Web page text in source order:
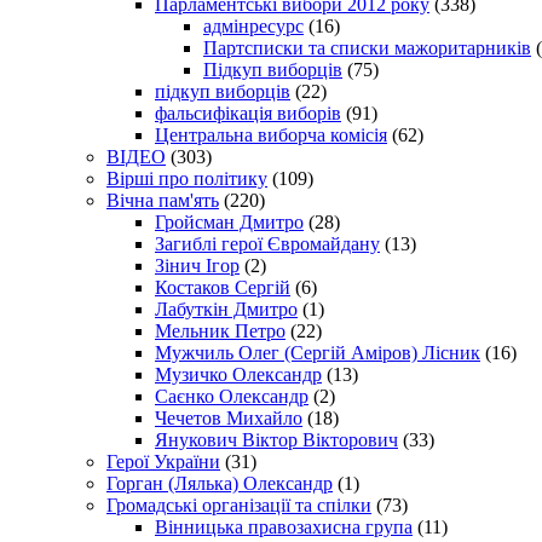
адмінресурс (16)
Партсписки та списки мажоритарників
Підкуп виборців (75)
підкуп виборців (22)
фальсифікація виборів (91)
Центральна виборча комісія (62)
ВІДЕО (303)
Вірші про політику (109)
Вічна пам'ять (220)
Гройсман Дмитро (28)
Загиблі герої Євромайдану (13)
Зінич Ігор (2)
Костаков Сергій (6)
Лабуткін Дмитро (1)
Мельник Петро (22)
Мужчиль Олег (Сергій Аміров) Лісник (16)
Музичко Олександр (13)
Саєнко Олександр (2)
Чечетов Михайло (18)
Янукович Віктор Вікторович (33)
Герої України (31)
Горган (Лялька) Олександр (1)
Громадські організації та спілки (73)
Вінницька правозахисна група (11)